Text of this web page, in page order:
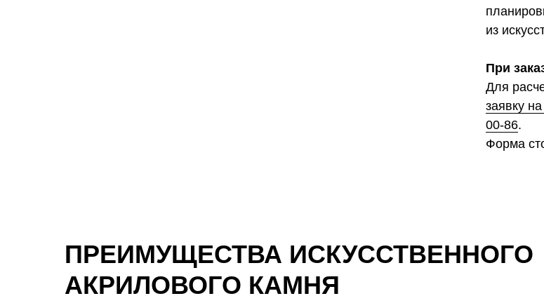
из
При
Для
заявку
00-86.
Форма
ПРЕИМУЩЕСТВА ИСКУССТВЕННОГО
АКРИЛОВОГО КАМНЯ